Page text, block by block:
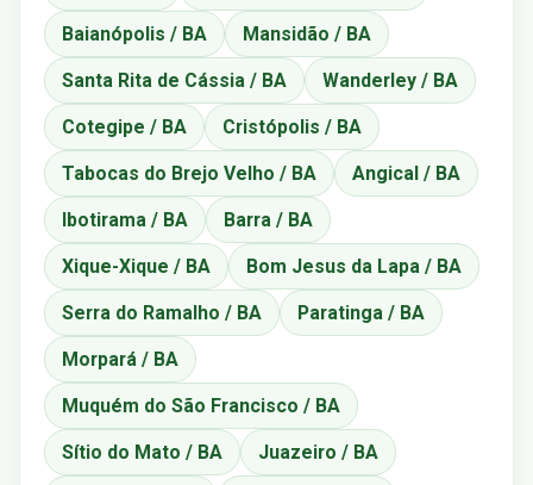
Baianópolis / BA Mansidão / BA
Santa Rita de Cássia / BA Wanderley / BA
Cotegipe / BA Cristópolis / BA
Tabocas do Brejo Velho / BA Angical / BA
Ibotirama / BA Barra / BA
Xique-Xique / BA Bom Jesus da Lapa / BA
Serra do Ramalho / BA Paratinga / BA
Morpará / BA
Muquém do São Francisco / BA
Sítio do Mato / BA Juazeiro / BA